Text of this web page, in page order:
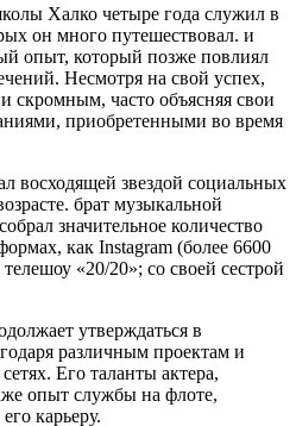
Халко четыре года служил в
он много путешествовал. и
опыт, который позже повлиял
Несмотря на свой успех,
скромным, часто объясняя свои
приобретенными во время
восходящей звездой социальных
брат музыкальной
значительное количество
как Instagram (более 6600
«20/20»; со своей сестрой
утверждаться в
различным проектам и
Его таланты актера,
опыт службы на флоте,
карьеру.